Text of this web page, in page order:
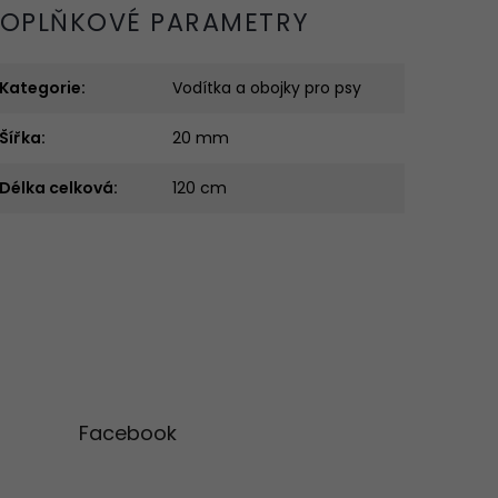
PARAMETRY
Kategorie: Vodítka a obojky pro psy
Šířka: 20 mm
Délka celková: 120 cm
Facebook